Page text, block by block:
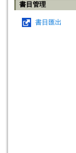
書目管理
書目匯出